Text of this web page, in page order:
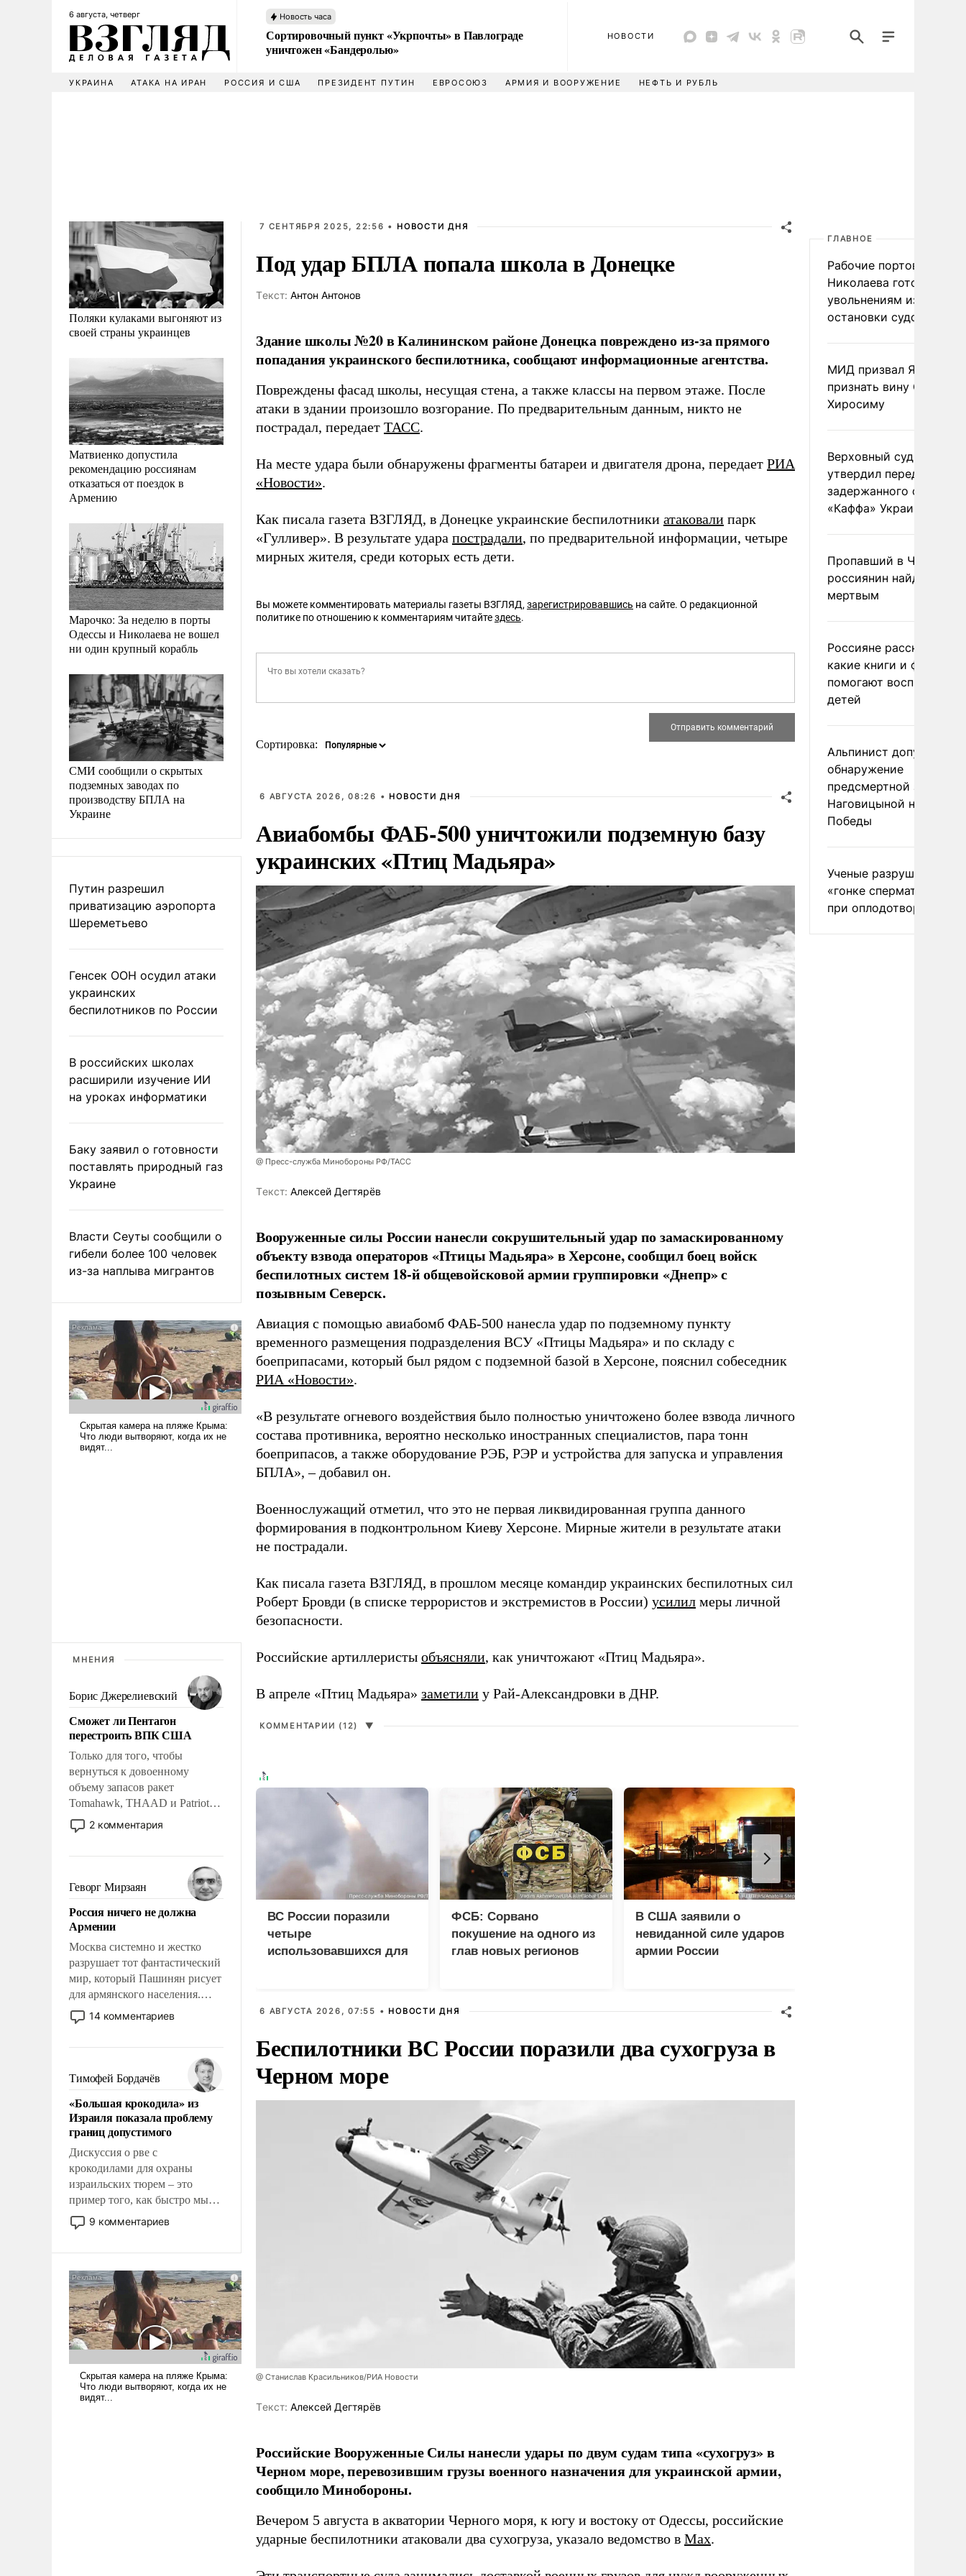
6 августа, четверг Новость часа
Сортировочный пункт «Укрпочты» в Павлограде
уничтожен «Бандеролью»
НОВОСТИ
УКРАИНА АТАКА НА ИРАН РОССИЯ И США ПРЕЗИДЕНТ ПУТИН ЕВРОСОЮЗ АРМИЯ И ВООРУЖЕНИЕ НЕФТЬ И РУБЛЬ
Поляки кулаками выгоняют из
своей страны украинцев
Матвиенко допустила
рекомендацию россиянам
отказаться от поездок в
Армению
Марочко: За неделю в порты
Одессы и Николаева не вошел
ни один крупный корабль
СМИ сообщили о скрытых
подземных заводах по
производству БПЛА на
Украине
Путин разрешил
приватизацию аэропорта
Шереметьево
Генсек ООН осудил атаки
украинских
беспилотников по России
В российских школах
расширили изучение ИИ
на уроках информатики
Баку заявил о готовности
поставлять природный газ
Украине
Власти Сеуты сообщили о
гибели более 100 человек
из-за наплыва мигрантов
МНЕНИЯ
Борис Джерелиевский
Сможет ли Пентагон
перестроить ВПК США
Только для того, чтобы
вернуться к довоенному
объему запасов ракет
Tomahawk, THAAD и Patriot
США потребуется более трех
лет. Даже небольшая война с
Сложившаяся ситуация
означает многолетний период
уязвимости США, например,
перед Китаем.
2 комментария
Геворг Мирзаян
Россия ничего не должна
Армении
Москва системно и жестко
разрушает тот фантастический
мир, который Пашинян рисует
для армянского населения.
Мир, где политические
прожекты будут безусловно
налогоплательщиков и где
Еревану за свои поступки не
нужно отвечать.
14 комментариев
Тимофей Бордачёв
«Большая крокодила» из
Израиля показала проблему
границ допустимого
Дискуссия о рве с
крокодилами для охраны
израильских тюрем – это
пример того, как быстро мы
двигаемся по пути
революционных изменений.
псевдонаучной фантастики,
стало всерьез обсуждаемой
идеей.
9 комментариев
7 СЕНТЯБРЯ 2025, 22:56 • НОВОСТИ ДНЯ
Под удар БПЛА попала школа в Донецке
Tекст: Антон Антонов
Здание школы №20 в Калининском районе Донецка повреждено из-за прямого
попадания украинского беспилотника, сообщают информационные агентства.
Повреждены фасад школы, несущая стена, а также классы на первом этаже. После
атаки в здании произошло возгорание. По предварительным данным, никто не
пострадал, передает ТАСС.
На месте удара были обнаружены фрагменты батареи и двигателя дрона, передает РИА
«Новости».
Как писала газета ВЗГЛЯД, в Донецке украинские беспилотники атаковали парк
«Гулливер». В результате удара пострадали, по предварительной информации, четыре
мирных жителя, среди которых есть дети.
Вы можете комментировать материалы газеты ВЗГЛЯД, зарегистрировавшись на сайте. О редакционной
политике по отношению к комментариям читайтездесь.
Сортировка:
6 АВГУСТА 2026, 08:26 • НОВОСТИ ДНЯ
Авиабомбы ФАБ-500 уничтожили подземную базу
украинских «Птиц Мадьяра»
@ Пресс-служба Минобороны РФ/ТАСС
Tекст: Алексей Дегтярёв
Вооруженные силы России нанесли сокрушительный удар по замаскированному
объекту взвода операторов «Птицы Мадьяра» в Херсоне, сообщил боец войск
беспилотных систем 18-й общевойсковой армии группировки «Днепр» с
позывным Северск.
Авиация с помощью авиабомб ФАБ-500 нанесла удар по подземному пункту
временного размещения подразделения ВСУ «Птицы Мадьяра» и по складу с
боеприпасами, который был рядом с подземной базой в Херсоне, пояснил собеседник
РИА «Новости».
«В результате огневого воздействия было полностью уничтожено более взвода личного
состава противника, вероятно несколько иностранных специалистов, пара тонн
боеприпасов, а также оборудование РЭБ, РЭР и устройства для запуска и управления
БПЛА», – добавил он.
Военнослужащий отметил, что это не первая ликвидированная группа данного
формирования в подконтрольном Киеву Херсоне. Мирные жители в результате атаки
не пострадали.
Как писала газета ВЗГЛЯД, в прошлом месяце командир украинских беспилотных сил
Роберт Бровди (в списке террористов и экстремистов в России) усилил меры личной
безопасности.
Российские артиллеристы объясняли, как уничтожают «Птиц Мадьяра».
В апреле «Птиц Мадьяра» заметили у Рай-Александровки в ДНР.
КОММЕНТАРИИ (12) ▼
ВС России поразили
четыре
использовавшихся для
ФСБ: Сорвано
покушение на одного из
глав новых регионов
В США заявили о
невиданной силе ударов
армии России
6 АВГУСТА 2026, 07:55 • НОВОСТИ ДНЯ
Беспилотники ВС России поразили два сухогруза в
Черном море
@ Станислав Красильников/РИА Новости
Tекст: Алексей Дегтярёв
Российские Вооруженные Силы нанесли удары по двум судам типа «сухогруз» в
Черном море, перевозившим грузы военного назначения для украинской армии,
сообщило Минобороны.
Вечером 5 августа в акватории Черного моря, к югу и востоку от Одессы, российские
ударные беспилотники атаковали два сухогруза, указало ведомство в Max.
ГЛАВНОЕ
Рабочие портов
Николаева готовятся к
увольнениям из-за
остановки судоходства
МИД призвал Японию
признать вину США за
Хиросиму
Верховный суд Швеции
утвердил передачу
задержанного
«Каффа» Украине
Пропавший в
россиянин найден
мертвым
Россияне рассказали,
какие книги и фильмы
помогают воспитывать
детей
Альпинист допустил
обнаружение
предсмертной записки
Наговицыной на пике
Победы
Ученые разрушили миф
«гонке
при оплодотворении